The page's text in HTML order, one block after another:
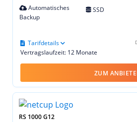
Automatisches
Backup
SSD
Vertragslaufzeit: 12 Monate
Tarifdetails
ZUM
RS 1000 G12